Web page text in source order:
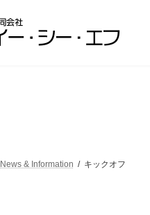
News & Information キックオフ